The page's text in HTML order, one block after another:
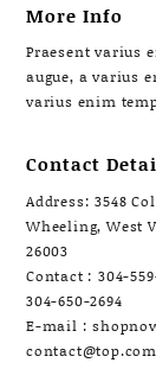
More Info
Praesent varius
augue, a varius
varius enim
Contact
Address: 3548
Wheeling, West
26003
Contact : 304-
304-650-2694
E-mail :
contact@top.com